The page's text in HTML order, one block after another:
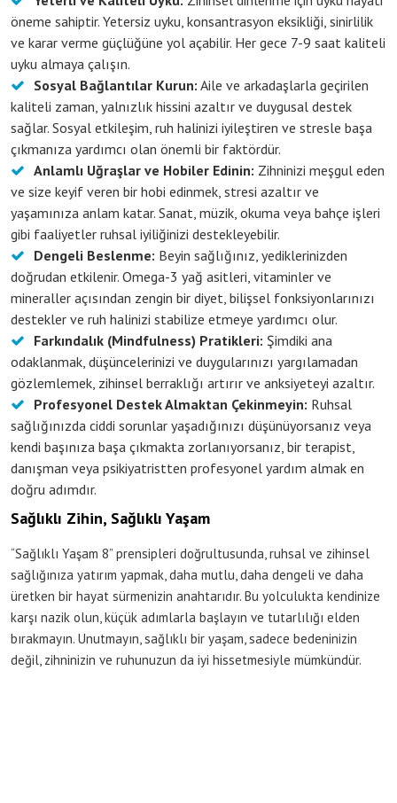
öneme sahiptir. Yetersiz uyku, konsantrasyon eksikliği, sinirlilik
ve karar verme güçlüğüne yol açabilir. Her gece 7-9 saat kaliteli
uyku almaya çalışın.
Sosyal Bağlantılar Kurun: Aile ve arkadaşlarla geçirilen
kaliteli zaman, yalnızlık hissini azaltır ve duygusal destek
sağlar. Sosyal etkileşim, ruh halinizi iyileştiren ve stresle başa
çıkmanıza yardımcı olan önemli bir faktördür.
Anlamlı Uğraşlar ve Hobiler Edinin: Zihninizi meşgul eden
ve size keyif veren bir hobi edinmek, stresi azaltır ve
yaşamınıza anlam katar. Sanat, müzik, okuma veya bahçe işleri
gibi faaliyetler ruhsal iyiliğinizi destekleyebilir.
Dengeli Beslenme: Beyin sağlığınız, yediklerinizden
doğrudan etkilenir. Omega-3 yağ asitleri, vitaminler ve
mineraller açısından zengin bir diyet, bilişsel fonksiyonlarınızı
destekler ve ruh halinizi stabilize etmeye yardımcı olur.
Farkındalık (Mindfulness) Pratikleri: Şimdiki ana
odaklanmak, düşüncelerinizi ve duygularınızı yargılamadan
gözlemlemek, zihinsel berraklığı artırır ve anksiyeteyi azaltır.
Profesyonel Destek Almaktan Çekinmeyin: Ruhsal
sağlığınızda ciddi sorunlar yaşadığınızı düşünüyorsanız veya
kendi başınıza başa çıkmakta zorlanıyorsanız, bir terapist,
danışman veya psikiyatristten profesyonel yardım almak en
doğru adımdır.
Sağlıklı Zihin, Sağlıklı Yaşam
“Sağlıklı Yaşam 8” prensipleri doğrultusunda, ruhsal ve zihinsel
sağlığınıza yatırım yapmak, daha mutlu, daha dengeli ve daha
üretken bir hayat sürmenizin anahtarıdır. Bu yolculukta kendinize
karşı nazik olun, küçük adımlarla başlayın ve tutarlılığı elden
bırakmayın. Unutmayın, sağlıklı bir yaşam, sadece bedeninizin
değil, zihninizin ve ruhunuzun da iyi hissetmesiyle mümkündür.